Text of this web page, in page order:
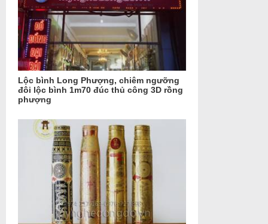
Lộc bình Long Phượng, chiêm ngưỡng
đôi lộc bình 1m70 đúc thủ công 3D rồng
phượng